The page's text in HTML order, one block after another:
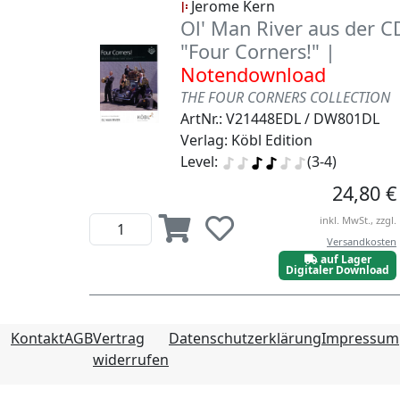
Jerome Kern
Ol' Man River aus der
"Four Corners!" |
Notendownload
THE FOUR CORNERS COLLECTION
ArtNr.: V21448EDL / DW801DL
Verlag: Köbl Edition
Level:
(3-4)
24,80 €
inkl. MwSt., zzgl.
Versandkosten
auf Lager
Digitaler Download
KontaktAGBVertrag
widerrufen
DatenschutzerklärungImpressum